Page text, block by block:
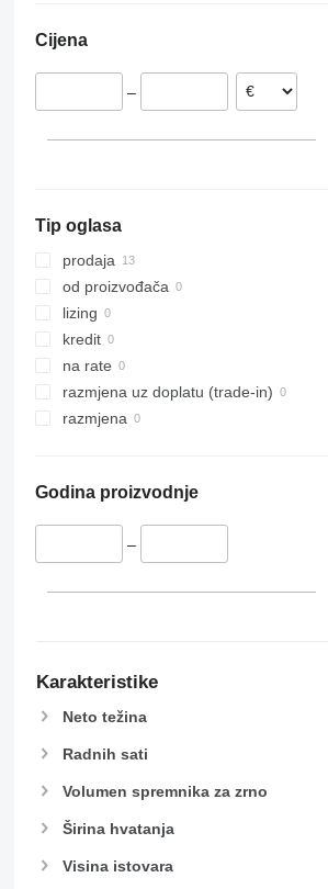
8250
9120
2264
7300
8200
8300
8400
8500
8600
9500
9560
9600
9650
9670 STS
9700
9770
9880
F-series
H-series
Cijena
–
Tip oglasa
prodaja
od proizvođača
lizing
kredit
na rate
razmjena uz doplatu (trade-in)
razmjena
Godina proizvodnje
–
Karakteristike
Neto težina
Radnih sati
Volumen spremnika za zrno
Širina hvatanja
Visina istovara